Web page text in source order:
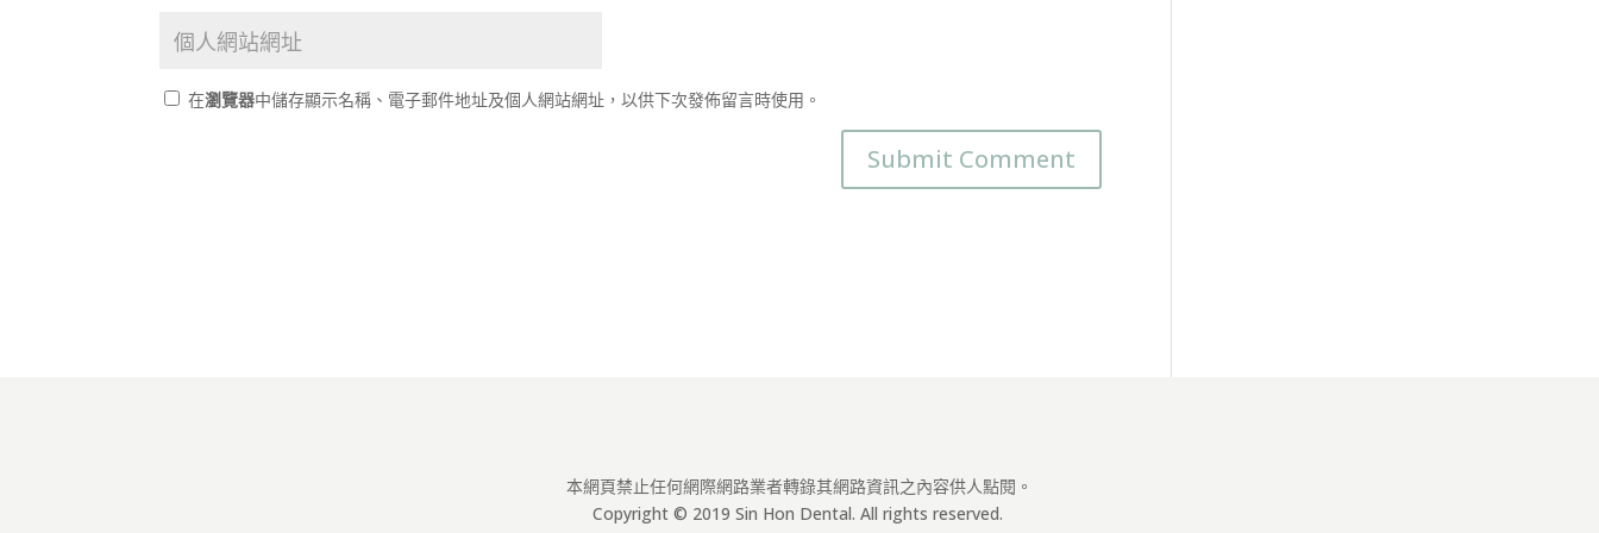
在瀏覽器中儲存顯示名稱、電子郵件地址及個人網站網址，以供下次發佈留言時使用。
本網頁禁止任何網際網路業者轉錄其網路資訊之內容供人點閱。
Copyright © 2019 Sin Hon Dental. All rights reserved.